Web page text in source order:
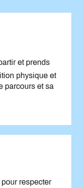
et prends
physique et
parcours et sa
respecter